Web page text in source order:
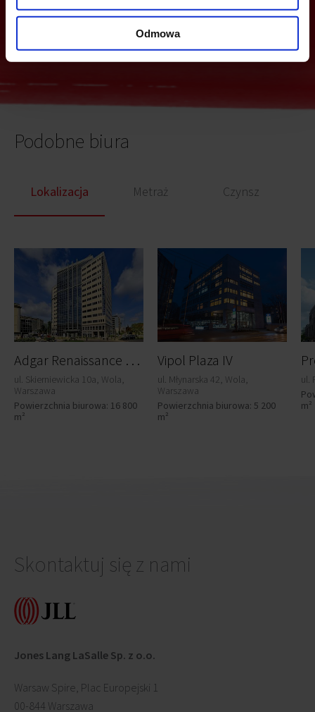
Odmowa
Podobne biura
Lokalizacja Metraż Czynsz
A
dgar Renaissance Tower
ul. Skierniewicka 10a, Wola,
Warszawa
Powierzchnia biurowa: 16 800
m²
Vipol Plaza IV
ul. Młynarska 42, Wola,
Warszawa
Powierzchnia biurowa: 5 200
m²
ul.
m²
Skontaktuj się z nami
Jones Lang LaSalle Sp. z o.o.
Warsaw Spire, Plac Europejski 1
00-844 Warszawa